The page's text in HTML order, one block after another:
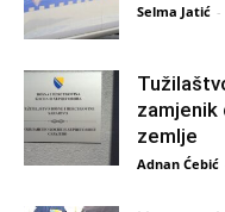
Selma Jatić -
zamjenik
zemlje
Adnan Ćebić